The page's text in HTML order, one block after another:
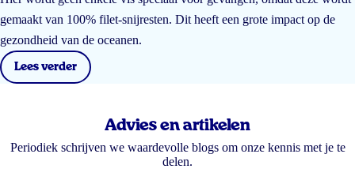
gemaakt van 100% filet-snijresten. Dit heeft een grote impact op de
gezondheid van de oceanen.
Lees verder
Advies en artikelen
Periodiek schrijven we waardevolle blogs om onze kennis met je te
delen.